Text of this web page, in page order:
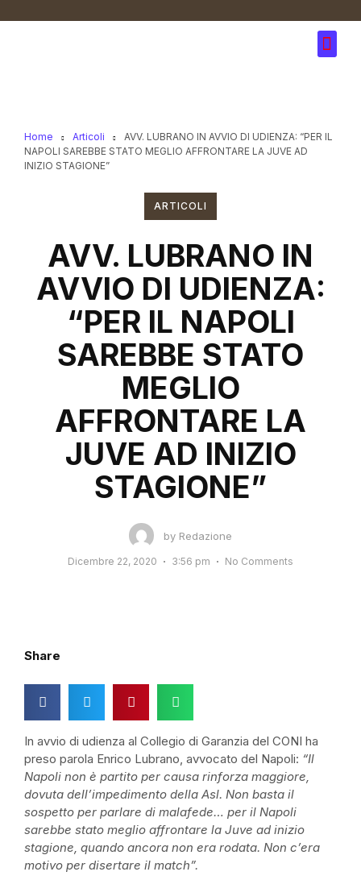
Home Articoli
AVV. LUBRANO IN AVVIO DI UDIENZA: “PER IL
NAPOLI SAREBBE STATO MEGLIO AFFRONTARE LA JUVE AD
INIZIO STAGIONE”
ARTICOLI
AVV. LUBRANO IN
AVVIO DI UDIENZA:
“PER IL NAPOLI
SAREBBE STATO
MEGLIO
AFFRONTARE LA
JUVE AD INIZIO
STAGIONE”
by Redazione
Dicembre 22, 2020 3:56 pm No Comments
Share
In avvio di udienza al Collegio di Garanzia del CONI ha
preso parola Enrico Lubrano, avvocato del Napoli: “Il
Napoli non è partito per causa rinforza maggiore,
dovuta dell’impedimento della Asl. Non basta il
sospetto per parlare di malafede… per il Napoli
sarebbe stato meglio affrontare la Juve ad inizio
stagione, quando ancora non era rodata. Non c’era
motivo per disertare il match”.